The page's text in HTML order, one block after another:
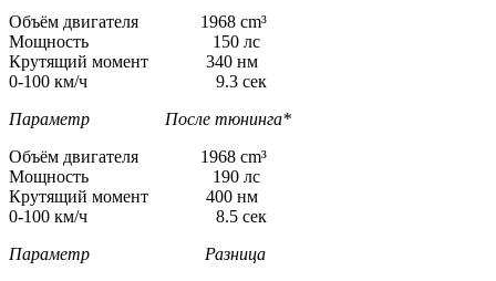
Объём двигателя 1968 cm³
Мощность 150 лс
Крутящий момент 340 нм
0-100 км/ч 9.3 сек
Параметр После тюнинга*
Объём двигателя 1968 cm³
Мощность 190 лс
Крутящий момент 400 нм
0-100 км/ч 8.5 сек
Параметр Разница